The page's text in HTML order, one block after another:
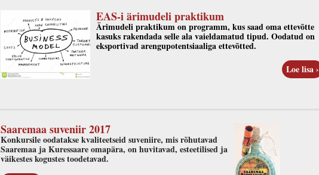
EAS-i ärimudeli praktikum
Ärimudeli praktikum on programm, kus saad oma ettevõtte
kasuks rakendada selle ala vaieldamatud tipud. Oodatud on
eksportivad arengupotentsiaaliga ettevõtted.
Loe lisa ›
Saaremaa suveniir 2017
Konkursile oodatakse kvaliteetseid suveniire, mis rõhutavad
Saaremaa ja Kuressaare omapära, on huvitavad, esteetilised ja
väikestes kogustes toodetavad.